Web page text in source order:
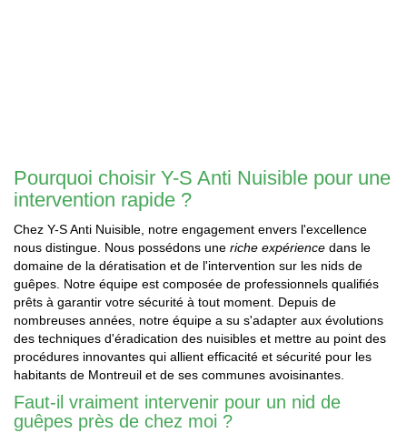
Pourquoi choisir Y-S Anti Nuisible pour une
intervention rapide ?
Chez Y-S Anti Nuisible, notre engagement envers l'excellence
nous distingue. Nous possédons une riche expérience dans le
domaine de la dératisation et de l'intervention sur les nids de
guêpes. Notre équipe est composée de professionnels qualifiés
prêts à garantir votre sécurité à tout moment. Depuis de
nombreuses années, notre équipe a su s'adapter aux évolutions
des techniques d'éradication des nuisibles et mettre au point des
procédures innovantes qui allient efficacité et sécurité pour les
habitants de Montreuil et de ses communes avoisinantes.
Faut-il vraiment intervenir pour un nid de
guêpes près de chez moi ?